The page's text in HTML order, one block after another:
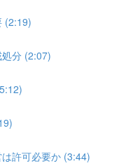
(2:19)
分 (2:07)
許可必要か (3:44)